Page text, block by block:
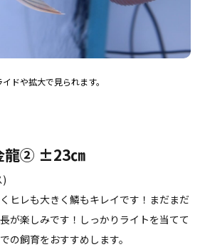
龍② ±23㎝
)
ヒレも大きく鱗もキレイです！まだまだ
が楽しみです！しっかりライトを当てて
の飼育をおすすめします。